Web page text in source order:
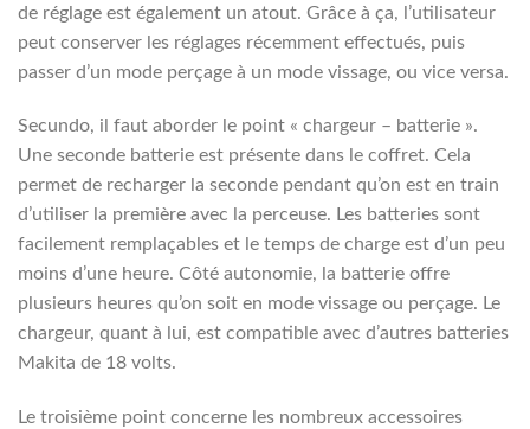
de réglage est également un atout. Grâce à ça, l’utilisateur
peut conserver les réglages récemment effectués, puis
passer d’un mode perçage à un mode vissage, ou vice versa.
Secundo, il faut aborder le point « chargeur – batterie ».
Une seconde batterie est présente dans le coffret. Cela
permet de recharger la seconde pendant qu’on est en train
d’utiliser la première avec la perceuse. Les batteries sont
facilement remplaçables et le temps de charge est d’un peu
moins d’une heure. Côté autonomie, la batterie offre
plusieurs heures qu’on soit en mode vissage ou perçage. Le
chargeur, quant à lui, est compatible avec d’autres batteries
Makita de 18 volts.
Le troisième point concerne les nombreux accessoires